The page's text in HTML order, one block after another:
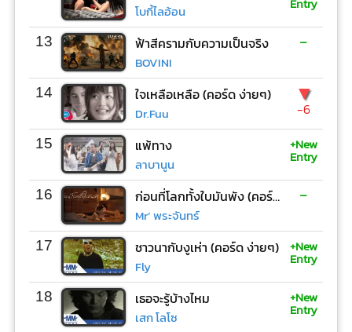
โบกี้ไลอ้อน
13 ฟ้าสีครามกับความเป็นจริง
BOVINI
-
14 ใจเหลือเหลือ (คอร์ด ง่ายๆ)
Dr.Fuu
▼
-6
15 แพ้ทาง
ลาบานูน
+New
Entry
16 ก่อนที่โลกทั้งใบมันพัง (คอร์ด ง่ายๆ)
Mr’ พระจันทร์
-
17 ชาวนากับงูเห่า (คอร์ด ง่ายๆ)
Fly
+New
Entry
18 เธอจะรู้บ้างไหม
เสก โลโซ
+New
Entry